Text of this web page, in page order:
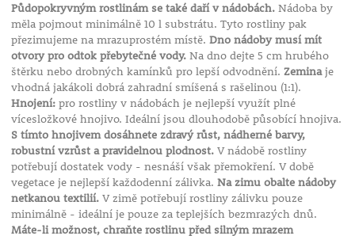
Půdopokryvným rostlinám se také daří v nádobách.Nádoba by
měla pojmout minimálně 10 l substrátu. Tyto rostliny pak
přezimujeme na mrazuprostém místě. Dno nádoby musí mít
otvory pro odtok přebytečné vody.Na dno dejte 5 cm hrubého
štěrku nebo drobných kamínků pro lepší odvodnění. Zeminaje
vhodná jakákoli dobrá zahradní smíšená s rašelinou (1:1).
Hnojení:pro rostliny v nádobách je nejlepší využít plné
vícesložkové hnojivo. Ideální jsou dlouhodobě působící hnojiva.
S tímto hnojivem dosáhnete zdravý růst, nádherné barvy,
robustní vzrůst a pravidelnou plodnost.V nádobě rostliny
potřebují dostatek vody - nesnáší však přemokření. V době
vegetace je nejlepší každodenní zálivka. Na zimu obalte nádoby
netkanou textilií.V zimě potřebují rostliny zálivku pouze
minimálně - ideální je pouze za teplejších bezmrazých dnů.
Máte-li možnost, chraňte rostlinu před silným mrazem